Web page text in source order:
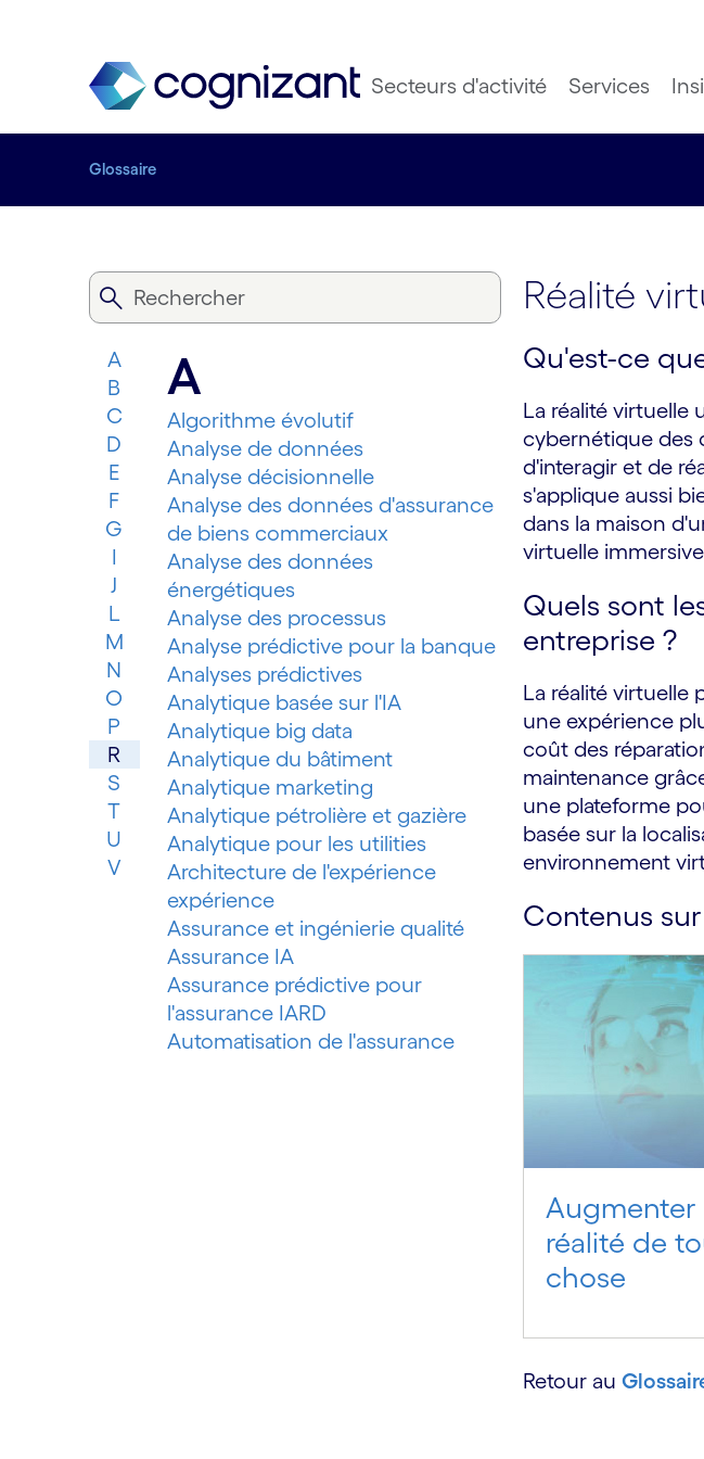
Secteurs d'activité Services
Glossaire
A
B
C
D
E
F
G
I
J
L
M
N
O
P
R
S
T
U
V
A
Algorithme évolutif
Analyse de données
Analyse décisionnelle
Analyse des données d'assurance
de biens commerciaux
Analyse des données
énergétiques
Analyse des processus
Analyse prédictive pour la banque
Analyses prédictives
Analytique basée sur l'IA
Analytique big data
Analytique du bâtiment
Analytique marketing
Analytique pétrolière et gazière
Analytique pour les utilities
Architecture de l'expérience
expérience
Assurance et ingénierie qualité
Assurance IA
Assurance prédictive pour
l'assurance IARD
Automatisation de l'assurance
Réalité
Qu'est-ce
La réalité virtuelle
cybernétique des
d'interagir et de
s'applique aussi
dans la maison
virtuelle
Quels sont
entreprise ?
La réalité virtuelle
une expérience
coût des
maintenance
une plateforme
basée sur la
environnement
Contenus
Augmenter
réalité de
chose
Retour au